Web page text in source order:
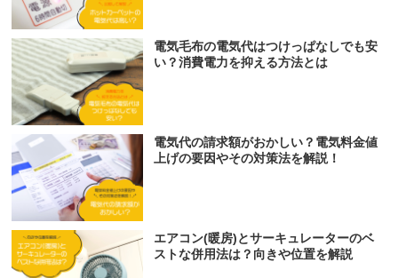
電気毛布の電気代はつけっぱなしでも安
い？消費電力を抑える方法とは
電気代の請求額がおかしい？電気料金値
上げの要因やその対策法を解説！
エアコン(暖房)とサーキュレーターのベ
ストな併用法は？向きや位置を解説